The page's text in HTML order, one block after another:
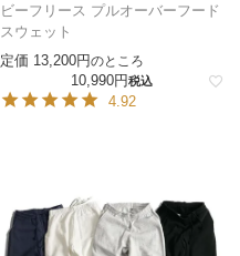
ビーフリース プルオーバーフード
スウェット
定価 13,200 のところ
10,990 税込
4.92